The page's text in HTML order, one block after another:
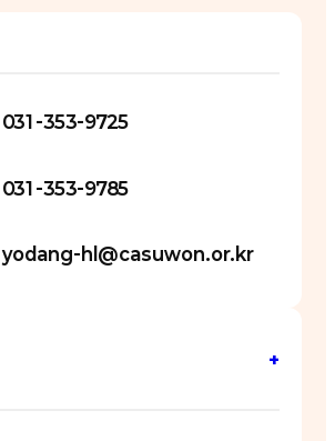
031-353-9725
031-353-9785
yodang-hl@casuwon.or.kr
+